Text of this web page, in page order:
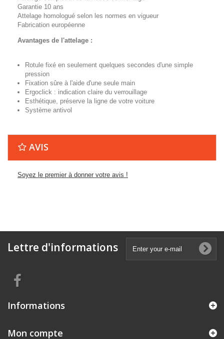
Garantie 10 ans
Attelage homologué selon les normes en vigueur
Fabrication européenne
Avantages de l'attelage :
Rotule fixé en seulement quelques secondes d'une simple
pression
Fixation sûre à l'aide d'une seule main
Ergoclick : indication claire du verrouillage
Esthétique, préserve la ligne de votre voiture
Système antivol
AVIS
Soyez le premier à donner votre avis !
Lettre d'informations
Informations
Mon compte